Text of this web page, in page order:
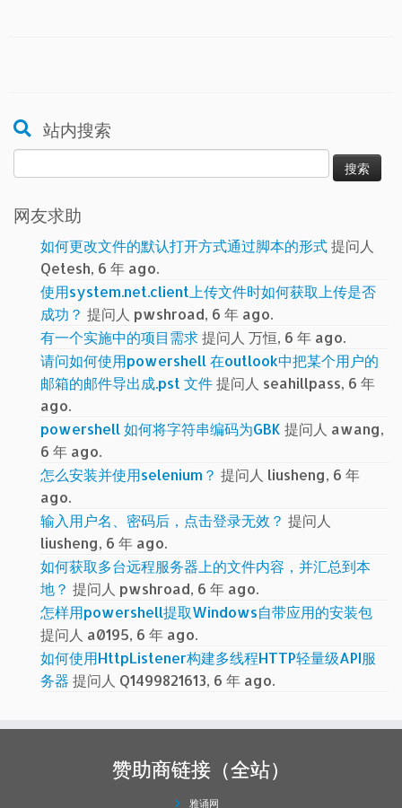
站内搜索
索：
网友求助
如何更改文件的默认打开方式通过脚本的形式提问人
Qetesh, 6 年 ago.
使用system.net.client上传文件时如何获取上传是否
成功？ 提问人 pwshroad, 6 年 ago.
有一个实施中的项目需求提问人 万恒, 6 年 ago.
请问如何使用powershell 在outlook中把某个用户的
邮箱的邮件导出成.pst 文件提问人 seahillpass, 6 年
ago.
powershell 如何将字符串编码为GBK 提问人 awang,
6 年 ago.
怎么安装并使用selenium？ 提问人 liusheng, 6 年
ago.
输入用户名、密码后，点击登录无效？ 提问人
liusheng, 6 年 ago.
如何获取多台远程服务器上的文件内容，并汇总到本
地？ 提问人 pwshroad, 6 年 ago.
怎样用powershell提取Windows自带应用的安装包
提问人 a0195, 6 年 ago.
如何使用HttpListener构建多线程HTTP轻量级API服
务器 提问人 Q1499821613, 6 年 ago.
赞助商链接（全站）
雅诵网